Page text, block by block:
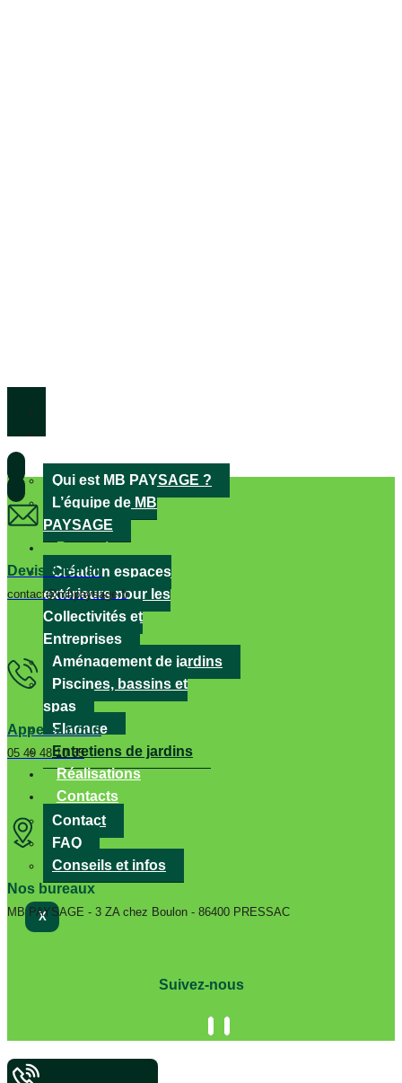
Qui est MB PAYSAGE ?
L’équipe de MB
PAYSAGE
Prestations
Création espaces
extérieurs pour les
Collectivités et
Entreprises
Aménagement de jardins
Piscines, bassins et
spas
Elagage
Entretiens de jardins
Réalisations
Contacts
Contact
FAQ
Conseils et infos
X
Devis & Email
contact@mbpaysage.fr
Appelez nous
05 49 48 10 35
Nos bureaux
MB PAYSAGE - 3 ZA chez Boulon - 86400 PRESSAC
Suivez-nous